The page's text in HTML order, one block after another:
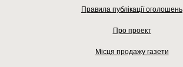
Правила публікації оголошень
Про проект
Місця продажу газети